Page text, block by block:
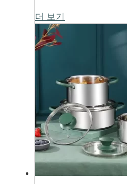
더 보기